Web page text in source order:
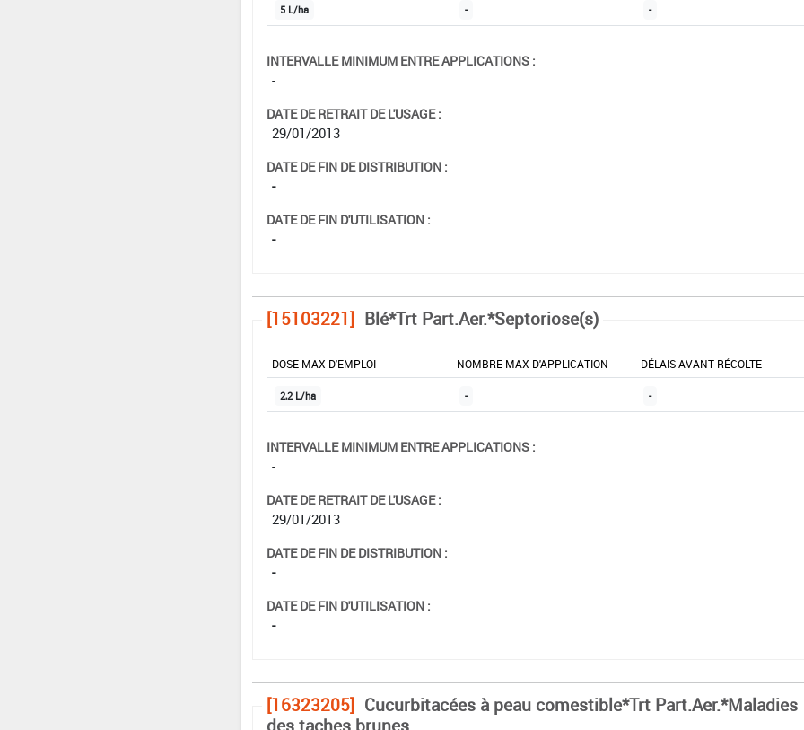
5 L/ha - -
INTERVALLE MINIMUM ENTRE APPLICATIONS :
-
DATE DE RETRAIT DE L'USAGE :
29/01/2013
DATE DE FIN DE DISTRIBUTION :
-
DATE DE FIN D'UTILISATION :
-
[15103221] Blé*Trt Part.Aer.*Septoriose(s)
DOSE MAX D'EMPLOI NOMBRE MAX D'APPLICATION DÉLAIS AVANT RÉCOLTE
2,2 L/ha - -
INTERVALLE MINIMUM ENTRE APPLICATIONS :
-
DATE DE RETRAIT DE L'USAGE :
29/01/2013
DATE DE FIN DE DISTRIBUTION :
-
DATE DE FIN D'UTILISATION :
-
[16323205] Cucurbitacées à peau comestible*Trt Part.Aer.*Maladies